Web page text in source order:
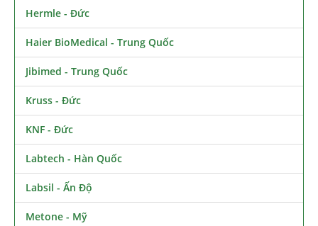
Hermle - Đức
Haier BioMedical - Trung Quốc
Jibimed - Trung Quốc
Kruss - Đức
KNF - Đức
Labtech - Hàn Quốc
Labsil - Ấn Độ
Metone - Mỹ